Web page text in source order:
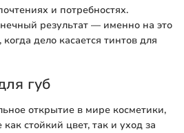
и потребностях.
результат — именно на это
дело касается тинтов для
губ
открытие в мире косметики,
как стойкий цвет, так и уход за